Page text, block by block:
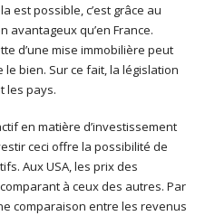
est possible, c’est grâce au
avantageux qu’en France.
d’une mise immobilière peut
bien. Sur ce fait, la législation
les pays.
en matière d’investissement
ceci offre la possibilité de
Aux USA, les prix des
à ceux des autres. Par
comparaison entre les revenus